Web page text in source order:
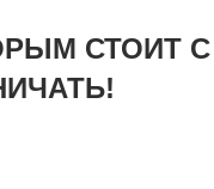
СТОИТ С